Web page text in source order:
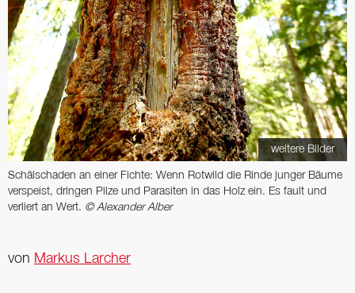
weitere Bilder
Schälschaden an einer Fichte: Wenn Rotwild die Rinde junger Bäume
verspeist, dringen Pilze und Parasiten in das Holz ein. Es fault und
verliert an Wert. © Alexander Alber
von Markus Larcher